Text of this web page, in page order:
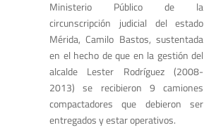
Ministerio Público de la
circunscripción judicial del estado
Mérida, Camilo Bastos, sustentada
en el hecho de que en la gestión del
alcalde Lester Rodríguez (2008-
2013) se recibieron 9 camiones
compactadores que debieron ser
entregados y estar operativos.